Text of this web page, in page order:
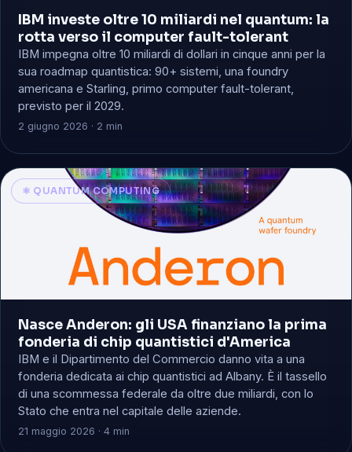
IBM investe oltre 10 miliardi nel quantum: la
rotta verso il computer fault-tolerant
IBM impegna oltre 10 miliardi di dollari in cinque anni per la
sua roadmap quantistica: 90+ sistemi, una foundry
americana e Starling, primo computer fault-tolerant,
previsto per il 2029.
2 giugno 2026 · 2 min
⚛️ QUANTUM COMPUTING
Nasce Anderon: gli USA finanziano la prima
fonderia di chip quantistici d'America
IBM e il Dipartimento del Commercio danno vita a una
fonderia dedicata ai chip quantistici ad Albany. È il tassello
di una scommessa federale da oltre due miliardi, con lo
Stato che entra nel capitale delle aziende.
21 maggio 2026 · 4 min